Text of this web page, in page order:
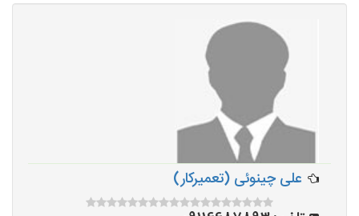
علی چینوئی (تعمیرکار)